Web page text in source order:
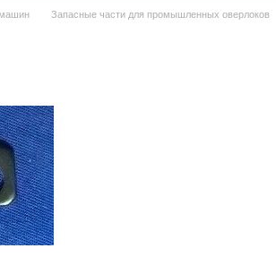
Запасные части для промышленных оверлоков